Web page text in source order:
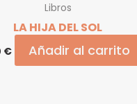
Libros
LA HIJA DEL SOL
€ Añadir al carrito